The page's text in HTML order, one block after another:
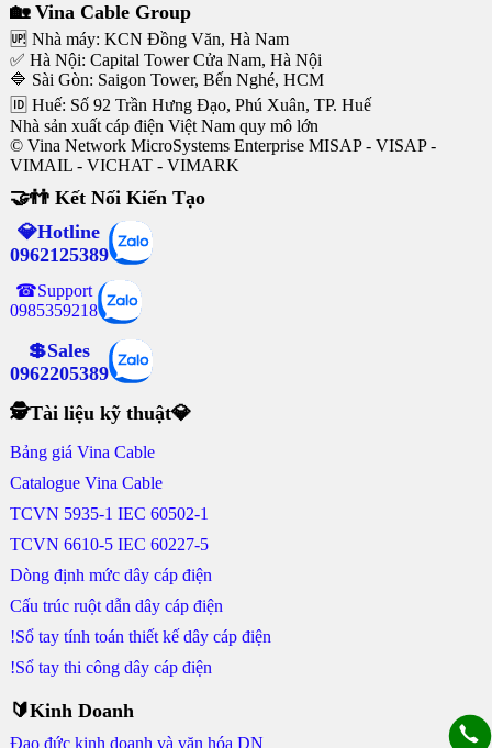
🏡 Vina Cable Group
🆙 Nhà máy: KCN Đồng Văn, Hà Nam
✅ Hà Nội: Capital Tower Cửa Nam, Hà Nội
🔷 Sài Gòn: Saigon Tower, Bến Nghé, HCM
🆔 Huế: Số 92 Trần Hưng Đạo, Phú Xuân, TP. Huế
Nhà sản xuất cáp điện Việt Nam quy mô lớn
© Vina Network MicroSystems Enterprise MISAP - VISAP -
VIMAIL - VICHAT - VIMARK
🤝👬 Kết Nối Kiến Tạo
💎Hotline
0962125389
☎Support
0985359218
💲Sales
0962205389
🕵Tài liệu kỹ thuật💎
Bảng giá Vina Cable
Catalogue Vina Cable
TCVN 5935-1 IEC 60502-1
TCVN 6610-5 IEC 60227-5
Dòng định mức dây cáp điện
Cấu trúc ruột dẫn dây cáp điện
!Sổ tay tính toán thiết kế dây cáp điện
!Sổ tay thi công dây cáp điện
🔰Kinh Doanh
Đạo đức kinh doanh và văn hóa DN